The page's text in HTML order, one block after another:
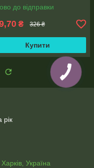
до відправки
₴ 326 ₴
Купити
рік
Україна